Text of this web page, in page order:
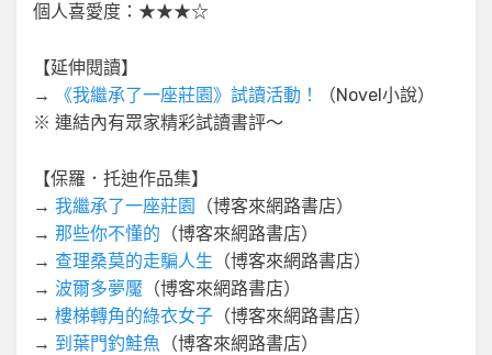
個人喜愛度：★★★☆
【延伸閱讀】
→
《我繼承了一座莊園》試讀活動！
（Novel小說）
※ 連結內有眾家精彩試讀書評～
【保羅．托迪作品集】
→ 我繼承了一座莊園
（博客來網路書店）
→ 那些你不懂的 （博客來網路書店）
→ 查理桑莫的走騙人生 （博客來網路書店）
→ 波爾多夢魘 （博客來網路書店）
→ 樓梯轉角的綠衣女子 （博客來網路書店）
→ 到葉門釣鮭魚 （博客來網路書店）